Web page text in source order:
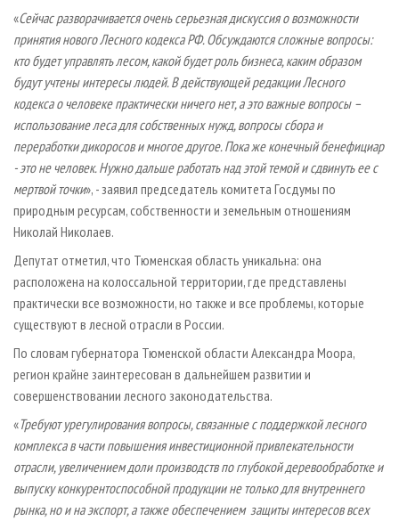
«Сейчас разворачивается очень серьезная дискуссия о возможности
принятия нового Лесного кодекса РФ. Обсуждаются сложные вопросы:
кто будет управлять лесом, какой будет роль бизнеса, каким образом
будут учтены интересы людей. В действующей редакции Лесного
кодекса о человеке практически ничего нет, а это важные вопросы –
использование леса для собственных нужд, вопросы сбора и
переработки дикоросов и многое другое. Пока же конечный бенефициар
- это не человек. Нужно дальше работать над этой темой и сдвинуть ее с
мертвой точки», - заявил председатель комитета Госдумы по
природным ресурсам, собственности и земельным отношениям
Николай Николаев.
Депутат отметил, что Тюменская область уникальна: она
расположена на колоссальной территории, где представлены
практически все возможности, но также и все проблемы, которые
существуют в лесной отрасли в России.
По словам губернатора Тюменской области Александра Моора,
регион крайне заинтересован в дальнейшем развитии и
совершенствовании лесного законодательства.
«Требуют урегулирования вопросы, связанные с поддержкой лесного
комплекса в части повышения инвестиционной привлекательности
отрасли, увеличением доли производств по глубокой деревообработке и
выпуску конкурентоспособной продукции не только для внутреннего
рынка, но и на экспорт, а также обеспечением защиты интересов всех